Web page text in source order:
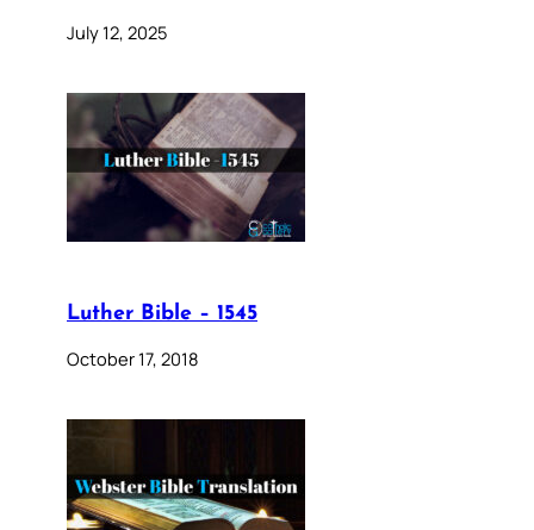
July 12, 2025
Luther Bible – 1545
October 17, 2018